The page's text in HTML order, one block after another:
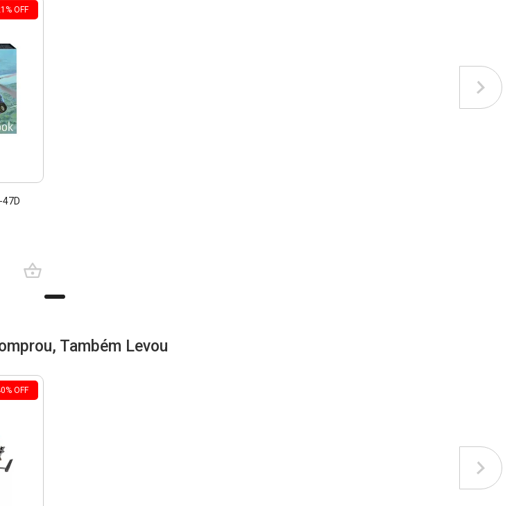
% OFF
47D
Também Levou
% OFF